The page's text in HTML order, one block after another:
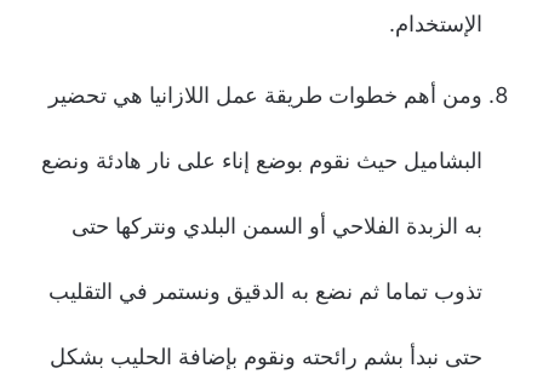
الإستخدام.
ومن أهم خطوات طريقة عمل اللازانيا هي تحضير
البشاميل حيث نقوم بوضع إناء على نار هادئة ونضع
به الزبدة الفلاحي أو السمن البلدي ونتركها حتى
تذوب تماما ثم نضع به الدقيق ونستمر في التقليب
حتى نبدأ بشم رائحته ونقوم بإضافة الحليب بشكل